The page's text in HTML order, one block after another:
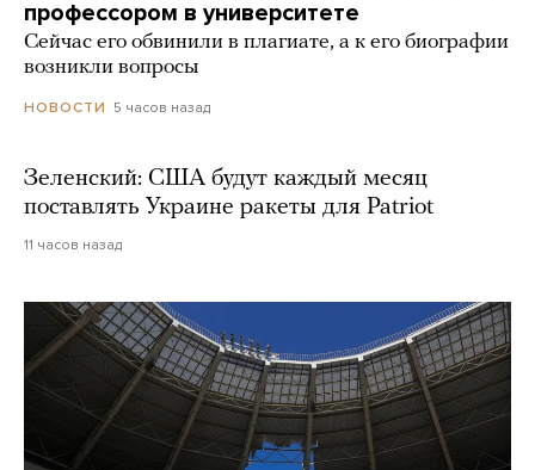
профессором в университете
Сейчас его обвинили в плагиате, а к его биографии
возникли вопросы
НОВОСТИ 5 часов назад
Зеленский: США будут каждый месяц
поставлять Украине ракеты для Patriot
11 часов назад